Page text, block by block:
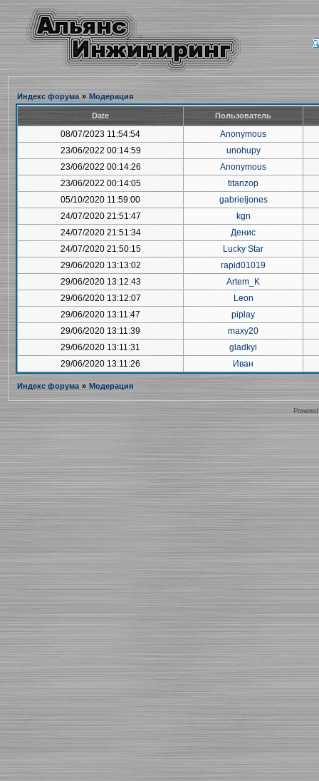
Индекс форума » Модерация
Date Пользователь
08/07/2023 11:54:54
Anonymous
23/06/2022 00:14:59
unohupy
23/06/2022 00:14:26
Anonymous
23/06/2022 00:14:05
titanzop
05/10/2020 11:59:00
gabrieljones
24/07/2020 21:51:47
kgn
24/07/2020 21:51:34
Денис
24/07/2020 21:50:15
Lucky Star
29/06/2020 13:13:02
rapid01019
29/06/2020 13:12:43
Artem_K
29/06/2020 13:12:07
Leon
29/06/2020 13:11:47
piplay
29/06/2020 13:11:39
maxy20
29/06/2020 13:11:31
gladkyi
29/06/2020 13:11:26
Иван
Индекс форума » Модерация